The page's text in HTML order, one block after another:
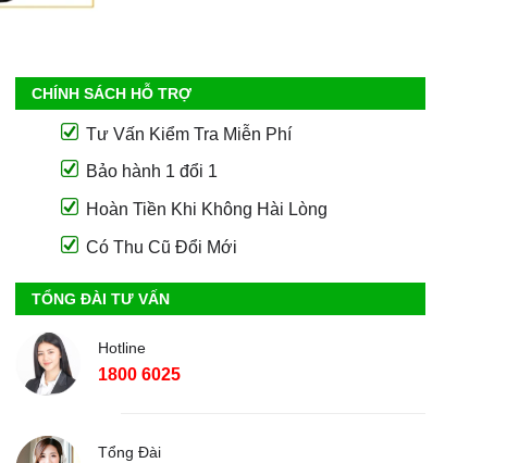
CHÍNH SÁCH HỖ TRỢ
Tư Vấn Kiểm Tra Miễn Phí
Bảo hành 1 đổi 1
Hoàn Tiền Khi Không Hài Lòng
Có Thu Cũ Đổi Mới
TỔNG ĐÀI TƯ VẤN
Hotline
1800 6025
Tổng Đài